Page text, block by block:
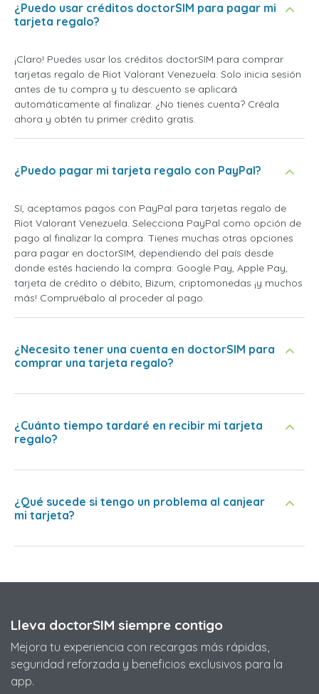
¿Puedo usar créditos doctorSIM para pagar mi
tarjeta regalo?
¡Claro! Puedes usar los créditos doctorSIM para comprar
tarjetas regalo de Riot Valorant Venezuela. Solo inicia sesión
antes de tu compra y tu descuento se aplicará
automáticamente al finalizar. ¿No tienes cuenta? Créala
ahora y obtén tu primer crédito gratis.
¿Puedo pagar mi tarjeta regalo con PayPal?
Sí, aceptamos pagos con PayPal para tarjetas regalo de
Riot Valorant Venezuela. Selecciona PayPal como opción de
pago al finalizar la compra. Tienes muchas otras opciones
para pagar en doctorSIM, dependiendo del país desde
donde estés haciendo la compra: Google Pay, Apple Pay,
tarjeta de crédito o débito, Bizum, criptomonedas ¡y muchos
más! Compruébalo al proceder al pago.
¿Necesito tener una cuenta en doctorSIM para
comprar una tarjeta regalo?
¿Cuánto tiempo tardaré en recibir mi tarjeta
regalo?
¿Qué sucede si tengo un problema al canjear
mi tarjeta?
Lleva doctorSIM siempre contigo
Mejora tu experiencia con recargas más rápidas,
seguridad reforzada y beneficios exclusivos para la
app.